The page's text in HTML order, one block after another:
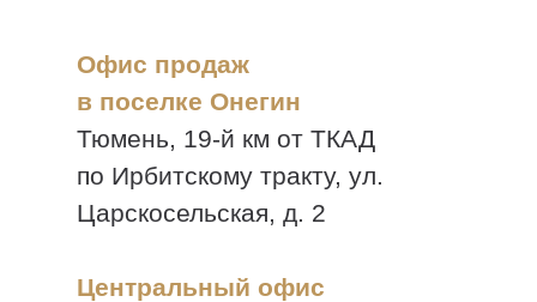
Офис продаж
в поселке Онегин
Тюмень, 19-й км от ТКАД
по Ирбитскому тракту, ул.
Царскосельская, д. 2
Центральный офис